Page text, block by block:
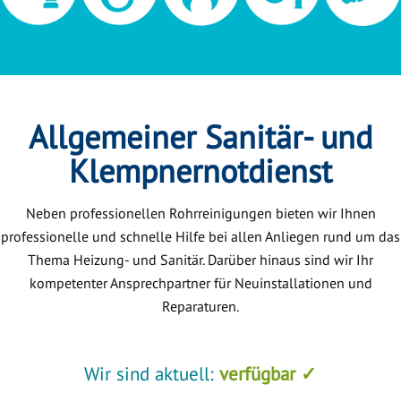
Allgemeiner Sanitär- und
Klempnernotdienst
Neben professionellen Rohrreinigungen bieten wir Ihnen
professionelle und schnelle Hilfe bei allen Anliegen rund um das
Thema Heizung- und Sanitär. Darüber hinaus sind wir Ihr
kompetenter Ansprechpartner für Neuinstallationen und
Reparaturen.
Wir sind aktuell: verfügbar ✓